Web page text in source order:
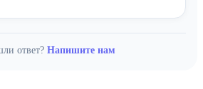
ответ? Напишите нам